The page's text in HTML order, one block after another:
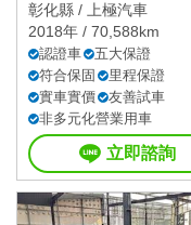
彰化縣 /
上極汽車
2018年 / 70,588km
認證車
五大保證
符合保固
里程保證
實車實價
友善試車
非多元化營業用車
立即諮詢